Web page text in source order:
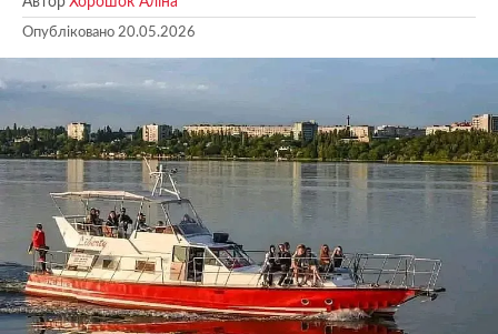
Опубліковано 20.05.2026